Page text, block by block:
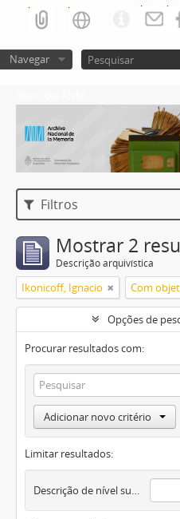
Navegar
Filtros
Mostrar 2
Descrição arquivística
Ikonicoff, Ignacio Com
Opções de
Procurar resultados com:
Adicionar novo critério
Limitar resultados:
Descrição de nível superior